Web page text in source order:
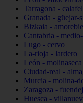
Tarragona -
Granada - güejar-
Bizkaia -
Cantabria -
Lugo - cervo
La-rioja - lardero
León - molinaseca
Ciudad-real -
Murcia - molina-
Zaragoza -
Huesca -